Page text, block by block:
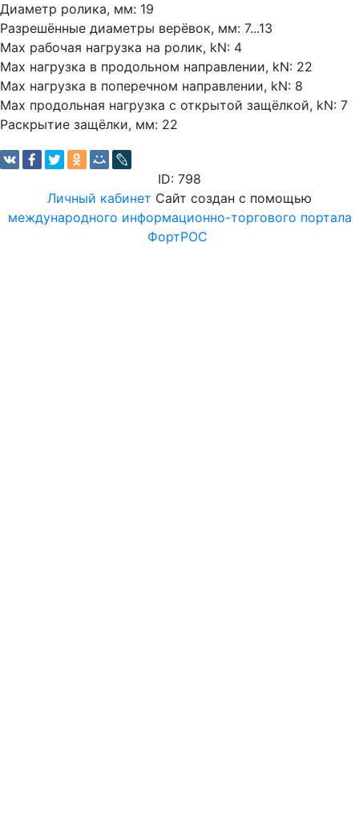
Диаметр ролика, мм: 19
Разрешённые диаметры верёвок, мм: 7...13
Max рабочая нагрузка на ролик, kN: 4
Мах нагрузка в продольном направлении, kN: 22
Max нагрузка в поперечном направлении, kN: 8
Max продольная нагрузка с открытой защёлкой, kN: 7
Раскрытие защёлки, мм: 22
ID: 798
Личный кабинет Сайт создан с помощью
международного информационно-торгового портала
ФортРОС